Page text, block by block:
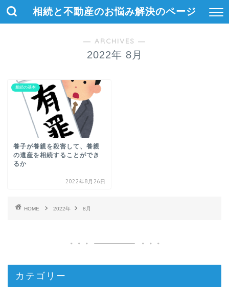
相続と不動産のお悩み解決のページ
― ARCHIVES ―
2022年 8月
相続の基本
養子が養親を殺害して、養親
の遺産を相続することができ
るか
2022年8月26日
HOME 2022年 8月
カテゴリー